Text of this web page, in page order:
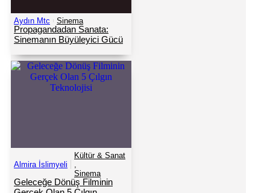
Aydın Mtc Sinema
Propagandadan Sanata:
Sinemanın Büyüleyici Gücü
Almira İslimyeli
Kültür & Sanat
,
Sinema
Geleceğe Dönüş Filminin